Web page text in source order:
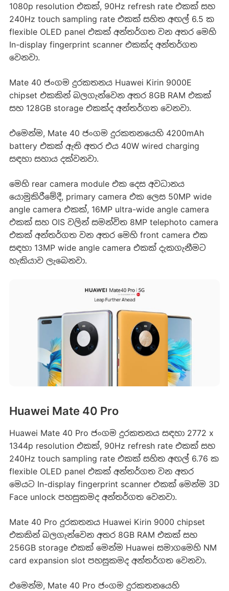
1080p resolution එකක්, 90Hz refresh rate එකක් සහ
240Hz touch sampling rate එකක් සහිත අඟල් 6.5 ක
flexible OLED panel එකක් අන්තර්ගත වන අතර මෙහි
In-display fingerprint scanner එකක්ද අන්තර්ගත
වෙනවා.
Mate 40 ජංගම දුරකතනය Huawei Kirin 9000E
chipset එකකින් බලගැන්වෙන අතර 8GB RAM එකක්
සහ 128GB storage එකක්ද අන්තර්ගත වෙනවා.
එමෙන්ම, Mate 40 ජංගම දුරකතනයෙහි 4200mAh
battery එකක් ඇති අතර එය 40W wired charging
සඳහා සහාය දක්වනවා.
මෙහි rear camera module එක දෙස අවධානය
යොමුකිරීමේදී, primary camera එක ලෙස 50MP wide
angle camera එකක්, 16MP ultra-wide angle camera
එකක් සහ OIS වලින් සමන්විත 8MP telephoto camera
එකක් අන්තර්ගත වන අතර මෙහි front camera එක
සඳහා 13MP wide angle camera එකක් දැකගැනීමට
හැකියාව ලැබෙනවා.
Huawei Mate 40 Pro
Huawei Mate 40 Pro ජංගම දුරකතනය සඳහා 2772 x
1344p resolution එකක්, 90Hz refresh rate එකක් සහ
240Hz touch sampling rate එකක් සහිත අඟල් 6.76 ක
flexible OLED panel එකක් අන්තර්ගත වන අතර
මෙයට In-display fingerprint scanner එකක් මෙන්ම 3D
Face unlock පහසුකමද අන්තර්ගත වෙනවා.
Mate 40 Pro දුරකතනය Huawei Kirin 9000 chipset
එකකින් බලගැන්වෙන අතර 8GB RAM එකක් සහ
256GB storage එකක් මෙන්ම Huawei සමාගමෙහි NM
card expansion slot පහසුකමද අන්තර්ගත වෙනවා.
එමෙන්ම, Mate 40 Pro ජංගම දුරකතනයෙහි